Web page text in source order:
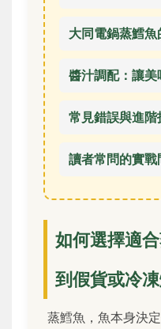
大同電鍋蒸鱈
醬汁調配：讓
常見錯誤與進階
讀者常問的實戰
如何選擇適
到假貨或冷
蒸鱈魚，魚本身決